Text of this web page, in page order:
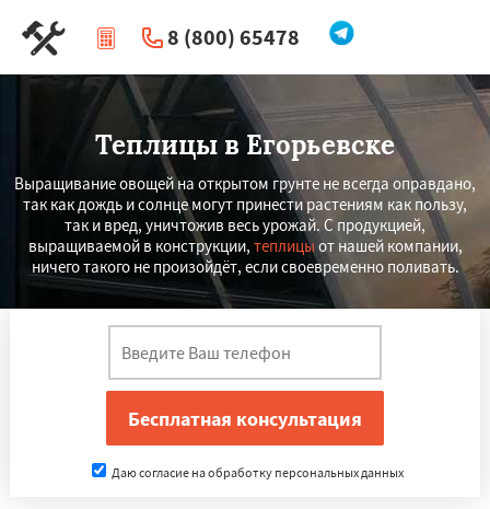
8 (800) 65478
| Перезвоните мне
Теплицы в Егорьевске
Выращивание овощей на открытом грунте не всегда оправдано,
так как дождь и солнце могут принести растениям как пользу,
так и вред, уничтожив весь урожай. С продукцией,
выращиваемой в конструкции, теплицы от нашей компании,
ничего такого не произойдёт, если своевременно поливать.
Даю согласие на обработку персональных данных